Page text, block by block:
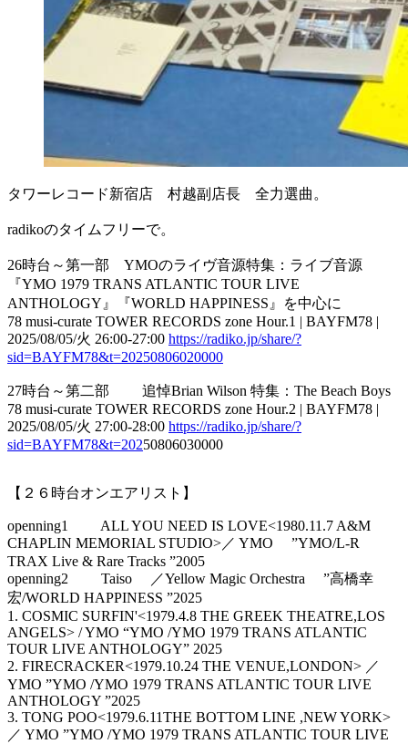
タワーレコード新宿店 村越副店長 全力選曲。
radikoのタイムフリーで。
26時台～第一部 YMOのライヴ音源特集：ライブ音源
『YMO 1979 TRANS ATLANTIC TOUR LIVE
ANTHOLOGY』『WORLD HAPPINESS』を中心に
78 musi-curate TOWER RECORDS zone Hour.1 | BAYFM78 |
2025/08/05/火 26:00-27:00 https://radiko.jp/share/?
sid=BAYFM78&t=20250806020000
27時台～第二部 追悼Brian Wilson 特集：The Beach Boys
78 musi-curate TOWER RECORDS zone Hour.2 | BAYFM78 |
2025/08/05/火 27:00-28:00 https://radiko.jp/share/?
sid=BAYFM78&t=20250806030000
【２６時台オンエアリスト】
openning1 ALL YOU NEED IS LOVE<1980.11.7 A&M
CHAPLIN MEMORIAL STUDIO>／ YMO ”YMO/L-R
TRAX Live & Rare Tracks ”2005
openning2 Taiso ／Yellow Magic Orchestra ”高橋幸
宏/WORLD HAPPINESS ”2025
1. COSMIC SURFIN'<1979.4.8 THE GREEK THEATRE,LOS
ANGELS> / YMO “YMO /YMO 1979 TRANS ATLANTIC
TOUR LIVE ANTHOLOGY” 2025
2. FIRECRACKER<1979.10.24 THE VENUE,LONDON> ／
YMO ”YMO /YMO 1979 TRANS ATLANTIC TOUR LIVE
ANTHOLOGY ”2025
3. TONG POO<1979.6.11THE BOTTOM LINE ,NEW YORK>
／ YMO ”YMO /YMO 1979 TRANS ATLANTIC TOUR LIVE